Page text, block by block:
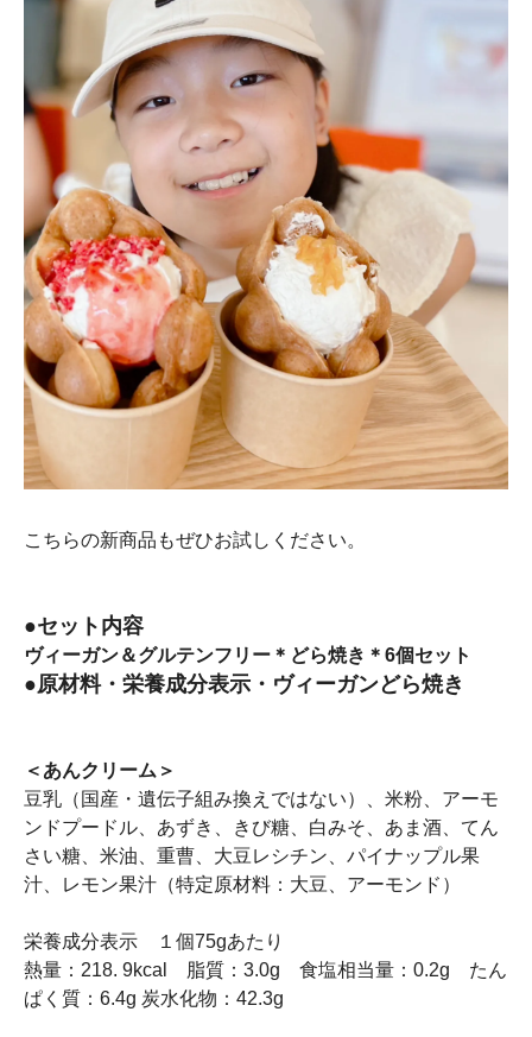
こちらの新商品もぜひお試しください。
●セット内容
ヴィーガン＆グルテンフリー＊どら焼き＊6個セット
●原材料・栄養成分表示・ヴィーガンどら焼き
＜あんクリーム＞
豆乳（国産・遺伝子組み換えではない）、米粉、アーモ
ンドプードル、あずき、きび糖、白みそ、あま酒、てん
さい糖、米油、重曹、大豆レシチン、パイナップル果
汁、レモン果汁（特定原材料：大豆、アーモンド）
栄養成分表示 １個75gあたり
熱量：218. 9kcal 脂質：3.0g 食塩相当量：0.2g たん
ぱく質：6.4g 炭水化物：42.3g